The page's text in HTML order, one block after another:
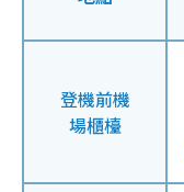
登機前機
場櫃檯